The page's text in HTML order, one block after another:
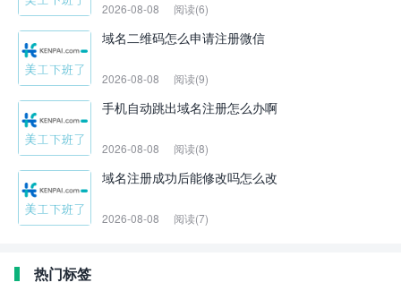
2026-08-08 阅读(6)
域名二维码怎么申请注册微信
2026-08-08 阅读(9)
手机自动跳出域名注册怎么办啊
2026-08-08 阅读(8)
域名注册成功后能修改吗怎么改
2026-08-08 阅读(7)
热门标签